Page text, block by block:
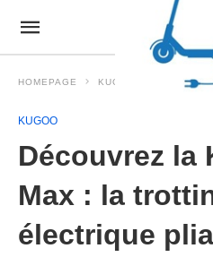
HOMEPAGE KUGOO
KUGOO
Découvrez la
Max : la
électrique